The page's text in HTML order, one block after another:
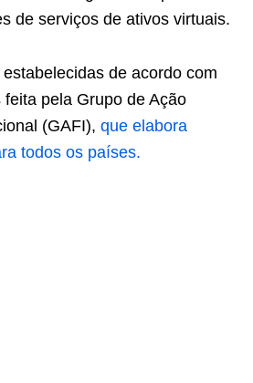
de serviços de ativos virtuais.
de acordo com
pela Grupo de Ação
(GAFI), que elabora
todos os países.